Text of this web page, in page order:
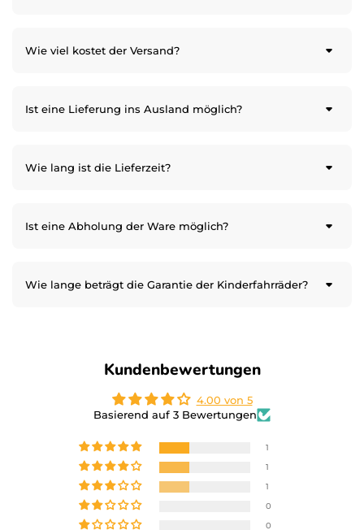
Wie viel kostet der Versand?
Ist eine Lieferung ins Ausland möglich?
Wie lang ist die Lieferzeit?
Ist eine Abholung der Ware möglich?
Wie lange beträgt die Garantie der Kinderfahrräder?
Kundenbewertungen
4.00 von 5
Basierend auf 3 Bewertungen
1
1
1
0
0